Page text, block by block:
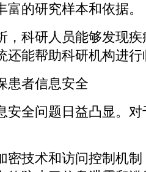
的研究样本和依据。
，科研人员能够发现
还能帮助科研机构进
患者信息安全
安全问题日益凸显。
密技术和访问控制机